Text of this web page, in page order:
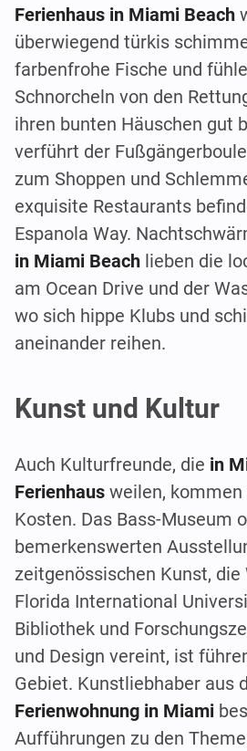
Ferienhaus in Miami Beach
überwiegend türkis
farbenfrohe Fische und
Schnorcheln von den
ihren bunten Häuschen gut
verführt der
zum Shoppen und
exquisite Restaurants
Espanola Way.
in Miami Beach lieben die
am Ocean Drive und der
wo sich hippe Klubs und
aneinander reihen.
Kunst und Kultur
Auch Kulturfreunde, die in
Ferienhaus weilen,
Kosten. Das Bass-Museum
bemerkenswerten
zeitgenössischen Kunst, die
Florida International
Bibliothek und
und Design vereint, ist
Gebiet. Kunstliebhaber aus
Ferienwohnung in Miami
Aufführungen zu den